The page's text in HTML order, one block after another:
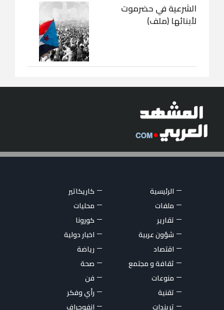
الشرعية في حضرموت
لأبنائها (ملف)
الرئيسية
كاريكاتير
ملفات
محليات
تقارير
كورونا
شؤون عربية
اخبار دولية
اقتصاد
رياضة
ثقافة و مجتمع
صحة
منوعات
فن
تقنية
رأي وفكر
تريندات
انفوجراف